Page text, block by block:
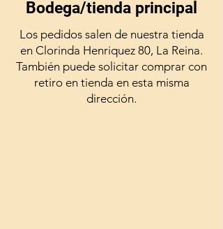
Bodega/tienda principal
Los pedidos salen de nuestra tienda
en Clorinda Henriquez 80, La Reina.
También puede solicitar comprar con
retiro en tienda en esta misma
dirección.